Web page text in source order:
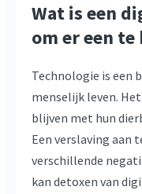
Wat is een
om er een
Technologie is een
menselijk leven.
blijven met hun
Een verslaving aan
verschillende
kan detoxen van